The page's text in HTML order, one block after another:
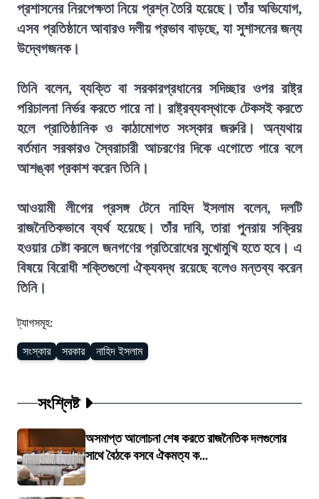
প্রশাসনের নিরপেক্ষতা নিয়ে প্রশ্ন তৈরি হয়েছে। তাঁর অভিযোগ,
এসব প্রতিষ্ঠানে আবারও দলীয় প্রভাব বাড়ছে, যা সুশাসনের জন্য
উদ্বেগজনক।
তিনি বলেন, ব্যক্তি বা সরকারপ্রধানের সদিচ্ছার ওপর রাষ্ট্র
পরিচালনা নির্ভর করতে পারে না। রাষ্ট্রব্যবস্থাকে টেকসই করতে
হলে প্রাতিষ্ঠানিক ও কাঠামোগত সংস্কার জরুরি। অন্যথায়
বর্তমান সরকারও স্বৈরাচারী আচরণের দিকে এগোতে পারে বলে
আশঙ্কা প্রকাশ করেন তিনি।
আওয়ামী লীগের প্রসঙ্গ টেনে নাহিদ ইসলাম বলেন, দলটি
রাজনৈতিকভাবে ব্যর্থ হয়েছে। তাঁর দাবি, তারা পুনরায় সক্রিয়
হওয়ার চেষ্টা করলে জনগণের প্রতিরোধের মুখোমুখি হতে হবে। এ
বিষয়ে বিরোধী শক্তিগুলো ঐক্যবদ্ধ রয়েছে বলেও মন্তব্য করেন
তিনি।
ট্যাগসমূহ:
সংস্কার সরকার নাহিদ ইসলাম
সংশ্লিষ্ট
অসমাপ্ত আলোচনা শেষ করতে রাজনৈতিক দলগুলোর
সাথে বৈঠকে বসবে ঐকমত্য ক...